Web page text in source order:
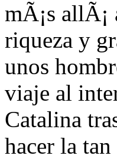
mÃ¡s allÃ¡
riqueza y
unos
viaje al
Catalina
hacer la